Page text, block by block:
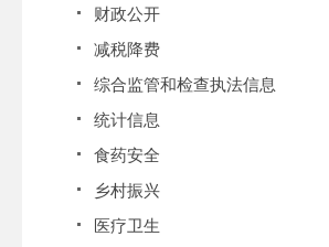
财政公开
减税降费
综合监管和检查执法信息
统计信息
食药安全
乡村振兴
医疗卫生